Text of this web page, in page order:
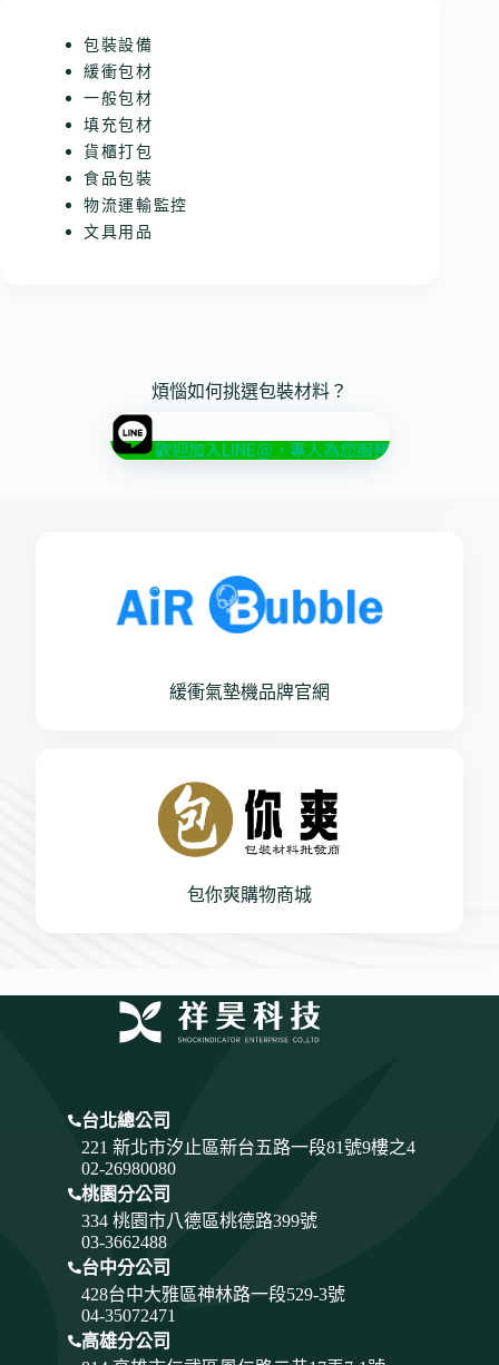
包裝設備
緩衝包材
一般包材
填充包材
貨櫃打包
食品包裝
物流運輸監控
文具用品
煩惱如何挑選包裝材料？
歡迎加入LINE@，專人為您服務
緩衝氣墊機品牌官網
包你爽購物商城
台北總公司
221 新北市汐止區新台五路一段81號9樓之4
02-26980080
桃園分公司
334 桃園市八德區桃德路399號
03-3662488
台中分公司
428台中大雅區神林路一段529-3號
04-35072471
高雄分公司